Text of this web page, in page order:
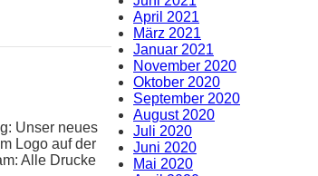
Unser neues
Logo auf der
Alle Drucke
April 2021
März 2021
Januar 2021
November 2020
Oktober 2020
September 2020
August 2020
Juli 2020
Juni 2020
Mai 2020